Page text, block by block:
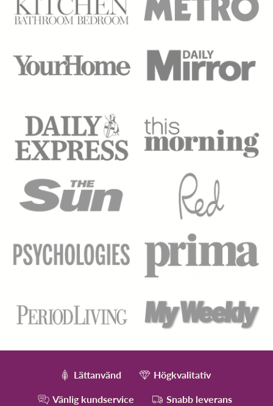
Lättanvänd Högkvalitativ
Vänlig kundservice Snabb leverans